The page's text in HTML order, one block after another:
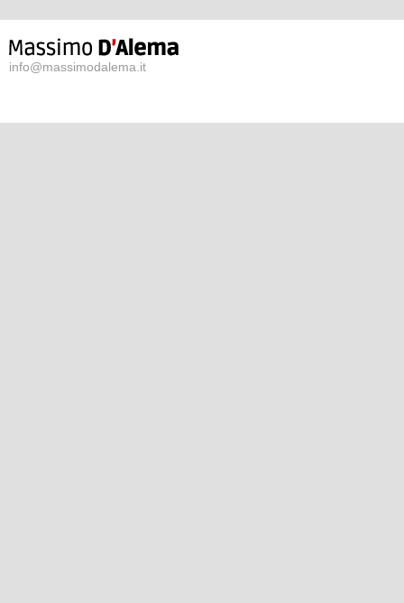
info@massimodalema.it